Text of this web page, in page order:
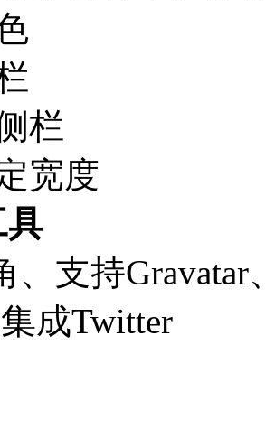
栏
宽度
具
、支持
成Twitter